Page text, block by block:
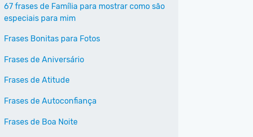
67 frases de Família para mostrar como são
especiais para mim
Frases Bonitas para Fotos
Frases de Aniversário
Frases de Atitude
Frases de Autoconfiança
Frases de Boa Noite